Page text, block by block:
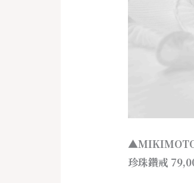
▲MIKIMOTO
珍珠鑽戒